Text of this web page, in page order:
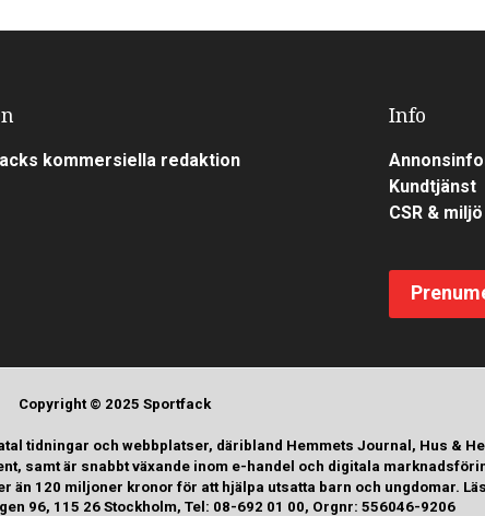
kommersiella redaktion
Info
Kundtjänst
CSR & miljö
Copyright © 2025 Sportfack
tidningar och webbplatser, däribland Hemmets Journal, Hus &
samt är snabbt växande inom e-handel och digitala
120 miljoner kronor för att hjälpa utsatta barn och ungdomar.
96, 115 26 Stockholm, Tel: 08-692 01 00, Orgnr: 556046-9206